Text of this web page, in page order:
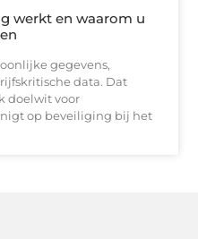
werkt en waarom u
gegevens,
data. Dat
doelwit voor
op beveiliging bij het